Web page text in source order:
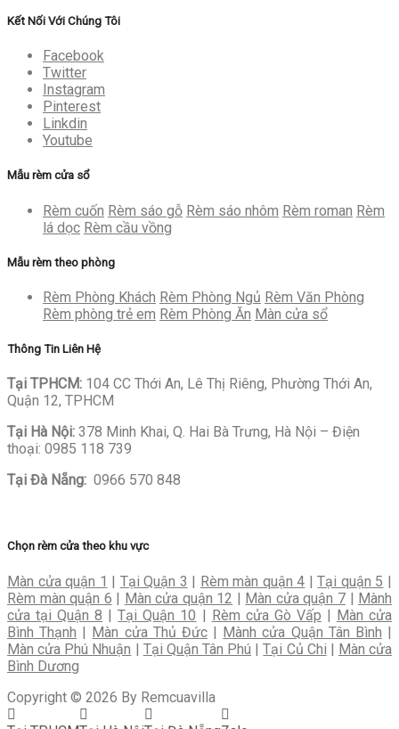
Kết Nối Với Chúng Tôi
Facebook
Twitter
Instagram
Pinterest
Linkdin
Youtube
Mẫu rèm cửa sổ
Rèm cuốn Rèm sáo gỗ Rèm sáo nhôm Rèm roman Rèm
lá dọc Rèm cầu vồng
Mẫu rèm theo phòng
Rèm Phòng Khách Rèm Phòng Ngủ Rèm Văn Phòng
Rèm phòng trẻ em Rèm Phòng Ăn Màn cửa sổ
Thông Tin Liên Hệ
Tại TPHCM: 104 CC Thới An, Lê Thị Riêng, Phường Thới An,
Quận 12, TPHCM
Tại Hà Nội: 378 Minh Khai, Q. Hai Bà Trưng, Hà Nội – Điện
thoại: 0985 118 739
Tại Đà Nẵng: 0966 570 848
Chọn rèm cửa theo khu vực
Màn cửa quận 1 | Tại Quận 3 | Rèm màn quận 4 |Tại quận 5 |
Rèm màn quận 6 | Màn cửa quận 12 | Màn cửa quận 7| Mành
cửa tại Quận 8 |Tại Quận 10 | Rèm cửa Gò Vấp | Màn cửa
Bình Thạnh | Màn cửa Thủ Đức| Mành cửa Quận Tân Bình |
Màn cửa Phú Nhuận | Tại Quận Tân Phú |Tại Củ Chi | Màn cửa
Bình Dương
Copyright © 2026 By Remcuavilla